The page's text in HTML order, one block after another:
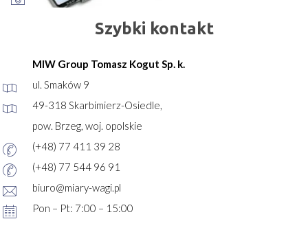
Szybki kontakt
MIW Group Tomasz Kogut Sp. k.
ul. Smaków 9
49-318 Skarbimierz-Osiedle,
pow. Brzeg, woj. opolskie
(+48) 77 411 39 28
(+48) 77 544 96 91
biuro@miary-wagi.pl
Pon – Pt: 7:00 – 15:00